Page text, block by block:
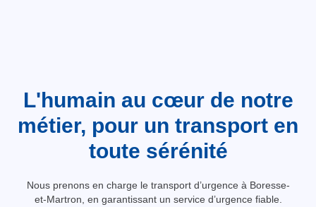
L'humain au cœur de notre
métier, pour un transport en
toute sérénité
Nous prenons en charge le transport d’urgence à Boresse-
et-Martron, en garantissant un service d’urgence fiable.